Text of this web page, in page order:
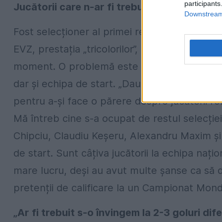
Jucătorii care n-ar fi trebuit să lipsească
Fost selecționer al primei reprezentative,
EVZ, prestația „tricolorilor”, dar și
moment. O problemă este legată de
dar și echipa de start. „Daum a avut la
pentru a-și face o părere despre jucătorii
Mă întreb cine s-a ocupat de restul
Chipciu, Claudiu Keșeru, Alexandru Maxim
de start. Sunt câțiva jucătorii la echipa
mare lucru, deși au avut multe șanse ca
pretenții de calificare la un Campionat
„Ar fi trebuit s-o învingem la 2-3 goluri